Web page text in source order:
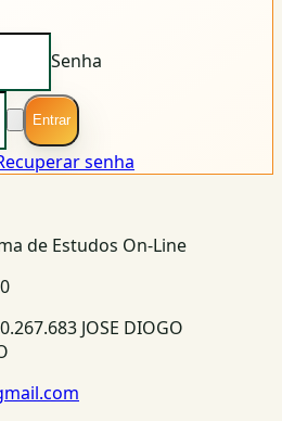
Senha
Entrar
senha
de Estudos On-Line
JOSE DIOGO